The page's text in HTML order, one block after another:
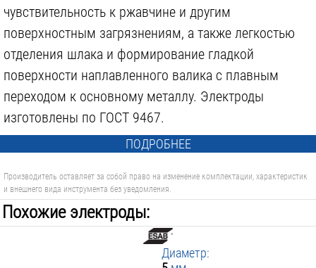
чувствительность к ржавчине и другим
поверхностным загрязнениям, а также легкостью
отделения шлака и формирование гладкой
поверхности наплавленного валика с плавным
переходом к основному металлу. Электроды
изготовлены по ГОСТ 9467.
ПОДРОБНЕЕ
Производитель оставляет за собой право на изменение комплектации, характеристик
и внешнего вида инструмента без уведомления.
Похожие электроды:
Диаметр: